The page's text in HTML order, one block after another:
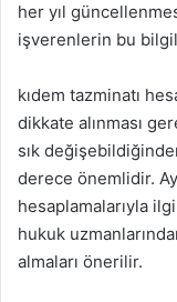
her yıl
işverenlerin bu
kıdem tazminatı
dikkate alınması
sık
derece önemlidir.
hesaplamalarıyla
hukuk
almaları önerilir.